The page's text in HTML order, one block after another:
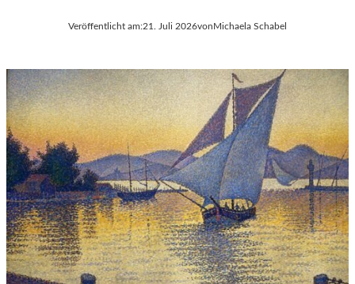
Veröffentlicht am:21. Juli 2026vonMichaela Schabel